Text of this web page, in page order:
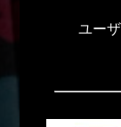
ユー